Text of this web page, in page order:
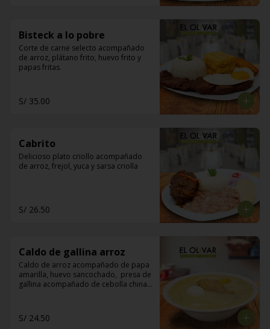
Bisteck a lo pobre
Corte de carne selecto acompañado
de arroz, plátano frito, huevo frito y
papas fritas.
S/ 35.00
Cabrito
Delicioso plato criollo acompañado
de arroz, frejol, yuca y sarsa criolla
S/ 26.50
Caldo de gallina arroz
Caldo de arroz acompañado de papa
amarilla, huevo sancochado,  presa de
gallina acompañado de cebolla china,
S/ 24.50